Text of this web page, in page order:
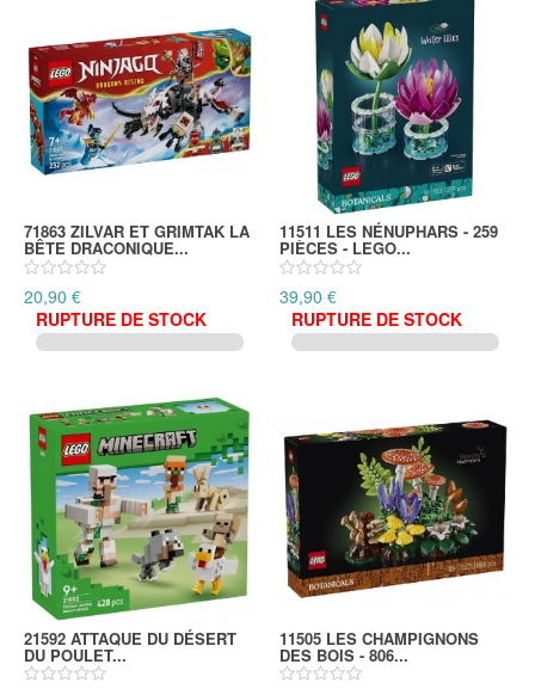
71863 ZILVAR ET GRIMTAK LA
BÊTE DRACONIQUE...
20,90 €
RUPTURE DE STOCK
11511 LES NÉNUPHARS - 259
PIÈCES - LEGO...
39,90 €
RUPTURE DE STOCK
21592 ATTAQUE DU DÉSERT
DU POULET...
11505 LES CHAMPIGNONS
DES BOIS - 806...